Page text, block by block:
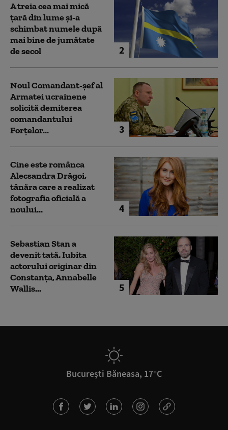
2
A treia cea mai mică
țară din lume și-a
schimbat numele după
mai bine de jumătate
de secol
3
Noul Comandant-șef al
Armatei ucrainene
solicită demiterea
comandantului
Forțelor...
4
Cine este românca
Alecsandra Drăgoi,
tânăra care a realizat
fotografia oficială a
noului...
5
Sebastian Stan a
devenit tată. Iubita
actorului originar din
Constanța, Annabelle
Wallis...
București Băneasa, 17°C